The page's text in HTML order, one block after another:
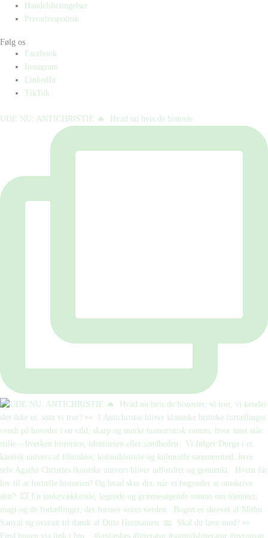
Handelsbetingelser
Privatlivspolitik
Følg os
Facebook
Instagram
LinkedIn
TikTok
UDE NU: ANTICHRISTIE 🔥⁠ ⁠ Hvad nu hvis de historie